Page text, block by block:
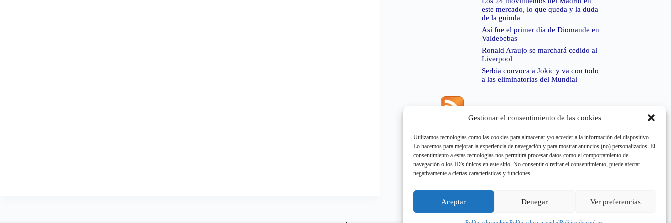
Gestionar el consentimiento de las cookies
Utilizamos tecnologías como las cookies para almacenar y/o acceder a la información del dispositivo.
Lo hacemos para mejorar la experiencia de navegación y para mostrar anuncios (no) personalizados. El
consentimiento a estas tecnologías nos permitirá procesar datos como el comportamiento de
navegación o los ID's únicos en este sitio. No consentir o retirar el consentimiento, puede afectar
negativamente a ciertas características y funciones.
Aceptar Denegar Ver preferencias
este mercado, lo que queda y la duda
de la guinda
Así fue el primer día de Diomande en
Valdebebas
Ronald Araujo se marchará cedido al
Liverpool
Serbia convoca a Jokic y va con todo
a las eliminatorias del Mundial
Error de RSS:Retrieved unsupported status code
"404"